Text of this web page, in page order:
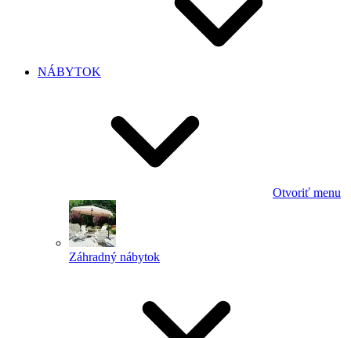
NÁBYTOK
Otvoriť menu
Záhradný nábytok